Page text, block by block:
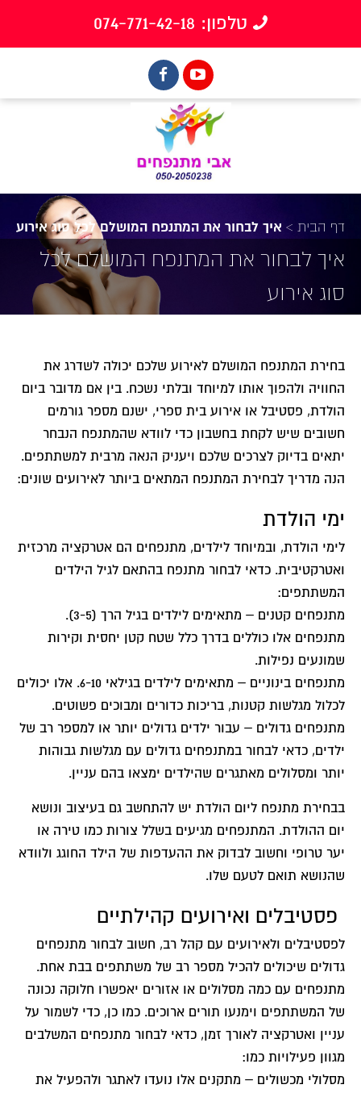
טלפון: 074-771-42-18
דף הבית > איך לבחור את המתנפח המושלם לכל סוג אירוע
איך לבחור את המתנפח המושלם לכל
סוג אירוע
בחירת המתנפח המושלם לאירוע שלכם יכולה לשדרג את
החוויה ולהפוך אותו למיוחד ובלתי נשכח. בין אם מדובר ביום
הולדת, פסטיבל או אירוע בית ספרי, ישנם מספר גורמים
חשובים שיש לקחת בחשבון כדי לוודא שהמתנפח הנבחר
יתאים בדיוק לצרכים שלכם ויעניק הנאה מרבית למשתתפים.
הנה מדריך לבחירת המתנפח המתאים ביותר לאירועים שונים:
ימי הולדת
לימי הולדת, ובמיוחד לילדים, מתנפחים הם אטרקציה מרכזית
ואטרקטיבית. כדאי לבחור מתנפח בהתאם לגיל הילדים
המשתתפים:
מתנפחים קטנים – מתאימים לילדים בגיל הרך (3-5).
מתנפחים אלו כוללים בדרך כלל שטח קטן יחסית וקירות
שמונעים נפילות.
מתנפחים בינוניים – מתאימים לילדים בגילאי 6-10. אלו יכולים
לכלול מגלשות קטנות, בריכות כדורים ומבוכים פשוטים.
מתנפחים גדולים – עבור ילדים גדולים יותר או למספר רב של
ילדים, כדאי לבחור במתנפחים גדולים עם מגלשות גבוהות
יותר ומסלולים מאתגרים שהילדים ימצאו בהם עניין.
בבחירת מתנפח ליום הולדת יש להתחשב גם בעיצוב ונושא
יום ההולדת. המתנפחים מגיעים בשלל צורות כמו טירה או
יער טרופי וחשוב לבדוק את ההעדפות של הילד החוגג ולוודא
שהנושא תואם לטעם שלו.
פסטיבלים ואירועים קהילתיים
לפסטיבלים ולאירועים עם קהל רב, חשוב לבחור מתנפחים
גדולים שיכולים להכיל מספר רב של משתתפים בבת אחת.
מתנפחים עם כמה מסלולים או אזורים יאפשרו חלוקה נכונה
של המשתתפים וימנעו תורים ארוכים. כמו כן, כדי לשמור על
עניין ואטרקציה לאורך זמן, כדאי לבחור מתנפחים המשלבים
מגוון פעילויות כמו:
מסלולי מכשולים – מתקנים אלו נועדו לאתגר ולהפעיל את